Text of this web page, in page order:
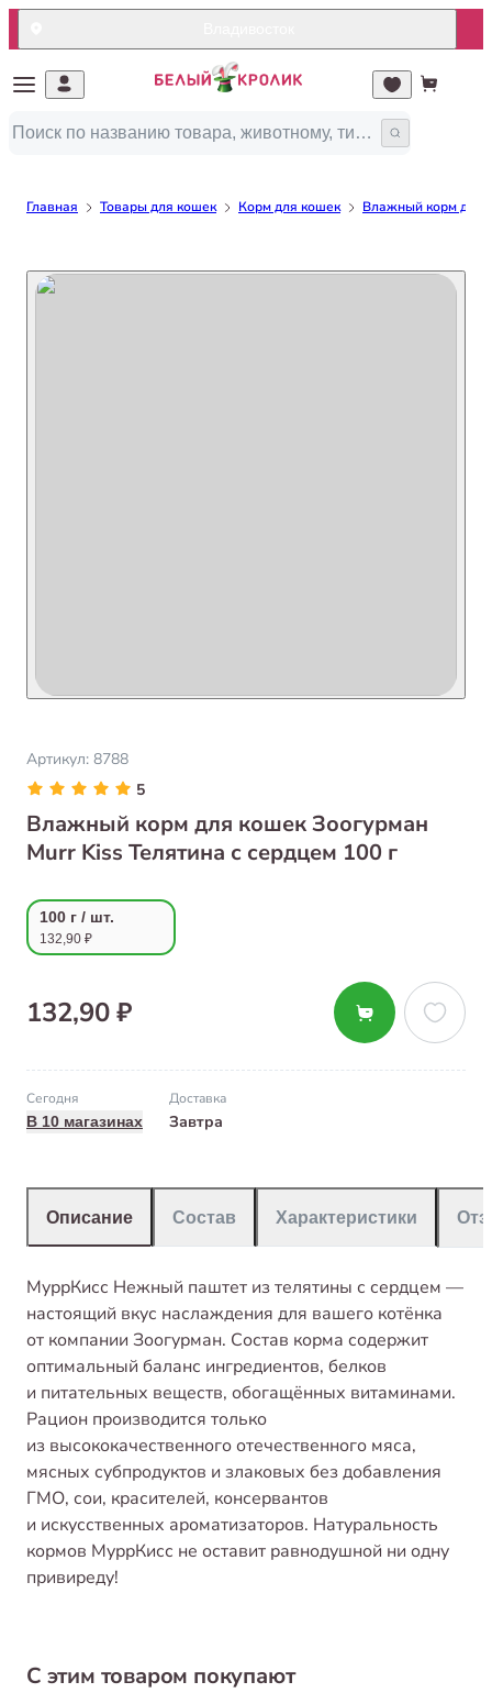
Главная Товары для кошек Корм для кошек Влажный корм для
Артикул: 8788
5
Влажный корм для кошек Зоогурман
Murr Kiss Телятина с сердцем 100 г
100 г / шт.
132,90 ₽
132,90 ₽
Сегодня
В 10 магазинах
Доставка
Завтра
Описание Состав Характеристики
МуррКисс Нежный паштет из телятины с сердцем —
настоящий вкус наслаждения для вашего котёнка
от компании Зоогурман. Состав корма содержит
оптимальный баланс ингредиентов, белков
и питательных веществ, обогащённых витаминами.
Рацион производится только
из высококачественного отечественного мяса,
мясных субпродуктов и злаковых без добавления
ГМО, сои, красителей, консервантов
и искусственных ароматизаторов. Натуральность
кормов МуррКисс не оставит равнодушной ни одну
привиреду!
С этим товаром покупают